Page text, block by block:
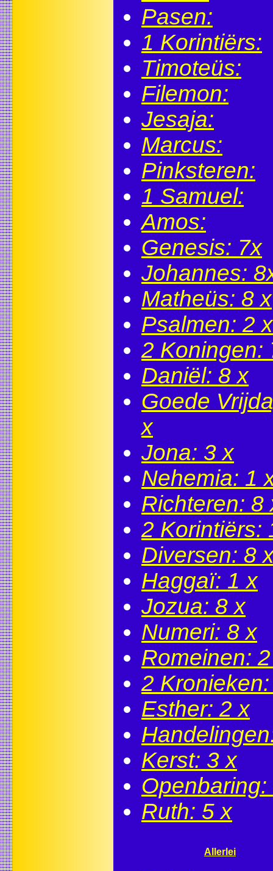
Pasen:
1 Korintiërs:
Timoteüs:
Filemon:
Jesaja:
Marcus:
Pinksteren:
1 Samuel:
Amos:
Genesis: 7x
Johannes:
Matheüs: 8 x
Psalmen: 2 x
2 Koningen:
Daniël: 8 x
Goede
x
Jona: 3 x
Nehemia: 1
Richteren: 8
2 Korintiërs:
Diversen: 8
Haggaï: 1 x
Jozua: 8 x
Numeri: 8 x
Romeinen:
2
Esther: 2 x
Kerst: 3 x
Openbaring:
Ruth: 5 x
Allerlei